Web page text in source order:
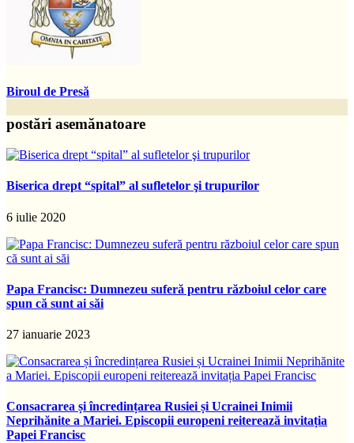
Biroul de Presă
postări asemănatoare
Biserica drept “spital” al sufletelor şi trupurilor
6 iulie 2020
Papa Francisc: Dumnezeu suferă pentru războiul celor care
spun că sunt ai săi
27 ianuarie 2023
Consacrarea și încredințarea Rusiei și Ucrainei Inimii
Neprihănite a Mariei. Episcopii europeni reiterează invitația
Papei Francisc